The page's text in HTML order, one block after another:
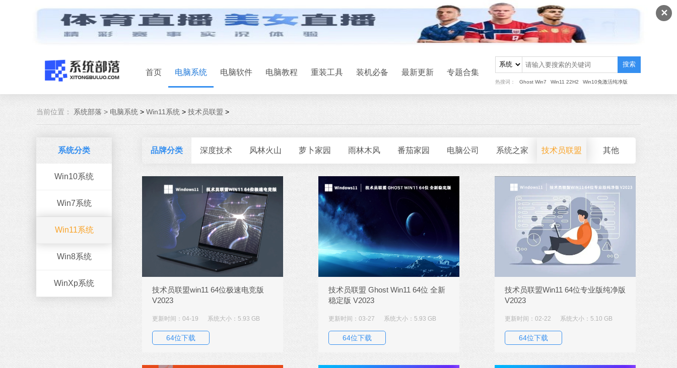
✕
首页 电脑系统 电脑软件 电脑教程 重装工具 装机必备 最新更新 专题合集
搜索
热搜词： Ghost Win7 Win11 22H2 Win10免激活纯净版
当前位置： 系统部落 > 电脑系统 > Win11系统 > 技术员联盟 >
系统分类
Win10系统
Win7系统
Win11系统
Win8系统
WinXp系统
品牌分类 深度技术 风林火山 萝卜家园 雨林木风 番茄家园 电脑公司 系统之家 技术员联盟 其他
技术员联盟win11 64位极速电竞版
V2023
更新时间：04-19 系统大小：5.93 GB
64位下载
技术员联盟 Ghost Win11 64位 全新
稳定版 V2023
更新时间：03-27 系统大小：5.93 GB
64位下载
技术员联盟Win11 64位专业版纯净版
V2023
更新时间：02-22 系统大小：5.10 GB
64位下载